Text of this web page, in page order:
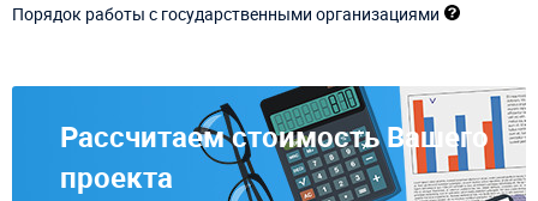
Порядок работы с государственными организациями
Рассчитаем стоимость Вашего
проекта